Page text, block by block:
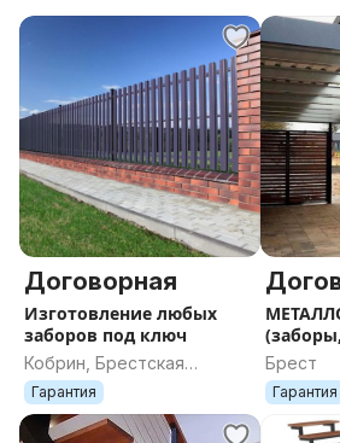
Договорная
Изготовление любых
заборов под ключ
Кобрин, Брестская
область
Гарантия
Брест
Гарантия